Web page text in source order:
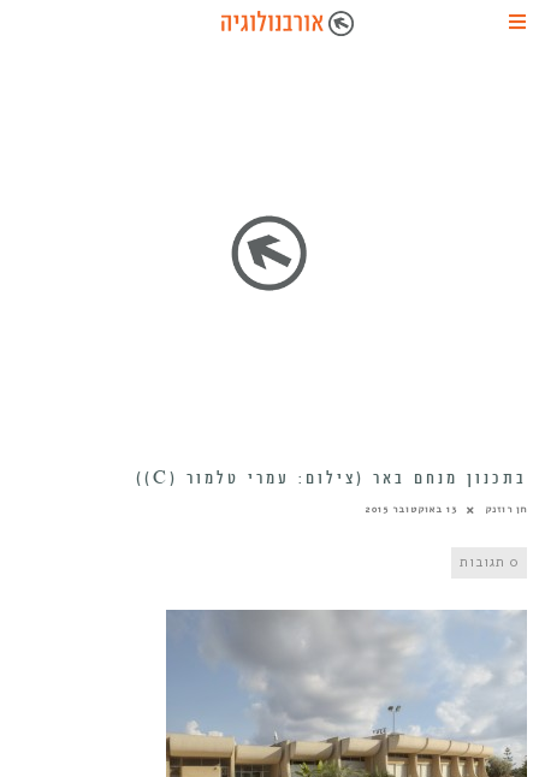
בתכנון מנחם באר (צילום: עמרי טלמור (C))
חן רוזנק 13 באוקטובר 2015
0 תגובות